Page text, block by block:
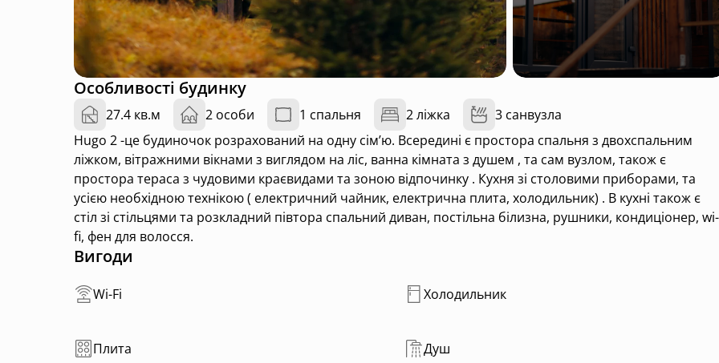
Особливості будинку
27.4 кв.м 2 особи 1 спальня 2 ліжка
3 санвузла
Hugo 2 -це будиночок розрахований на одну сім’ю. Всередині є простора спальня з двохспальним
ліжком, вітражними вікнами з виглядом на ліс, ванна кімната з душем , та сам вузлом, також є
простора тераса з чудовими краєвидами та зоною відпочинку . Кухня зі столовими приборами, та
усією необхідною технікою ( електричний чайник, електрична плита, холодильник) . В кухні також є
стіл зі стільцями та розкладний півтора спальний диван, постільна білизна, рушники, кондиціонер, wi-
fi, фен для волосся.
Вигоди
Wi-Fi Холодильник
Плита Душ